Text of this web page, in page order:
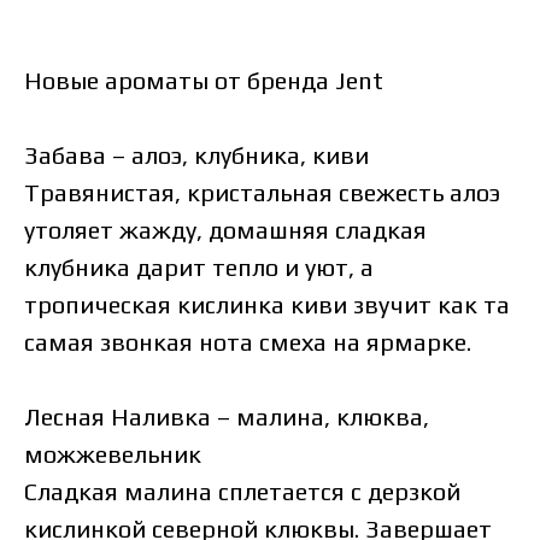
Новые ароматы от бренда Jent
Забава – алоэ, клубника, киви
Травянистая, кристальная свежесть алоэ
утоляет жажду, домашняя сладкая
клубника дарит тепло и уют, а
тропическая кислинка киви звучит как та
самая звонкая нота смеха на ярмарке.
Лесная Наливка – малина, клюква,
можжевельник
Сладкая малина сплетается с дерзкой
кислинкой северной клюквы. Завершает